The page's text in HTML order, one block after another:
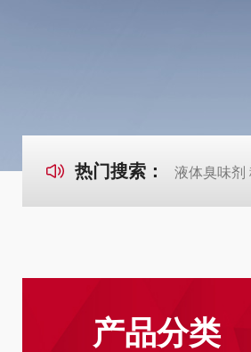
热门搜索： 液体臭味剂
产品分类